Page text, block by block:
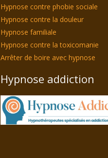
Hypnose contre phobie sociale
Hypnose contre la douleur
Hypnose familiale
Hypnose contre la toxicomanie
Arrêter de boire avec hypnose
Hypnose addiction